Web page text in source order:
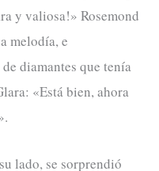
y valiosa!» Rosemond
melodía, e
diamantes que tenía
«Está bien, ahora
lado, se sorprendió